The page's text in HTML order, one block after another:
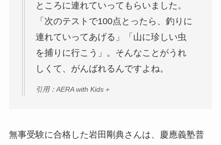
ところに連れていってもらいました。
「次のテストで100点とったら、釣りに
連れていってあげる」「山に珍しい虫
を捕りに行こう」。そんなことがうれ
しくて、がんばれるんですよね。
引用：AERA with Kids＋
無事受験に合格した岩田剛典さんは、慶應義塾普